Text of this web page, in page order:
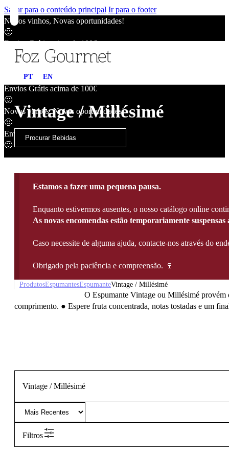
Saltar para o conteúdo principal Ir para o footer
Novos vinhos, Novas oportunidades!
🙂
Envios Grátis acima de 100€
Envios Grátis acima de 100€
🙂
Novos vinhos, Novas oportunidades!
🙂
Envios Grátis acima de 100€
🙂
PT EN
Vintage / Millésimé
Estamos a fazer uma pequena pausa.
Enquanto estivermos ausentes, o nosso catálogo online
As novas encomendas estão temporariamente suspensas
Caso necessite de alguma ajuda, contacte-nos através do
Obrigado pela paciência e compreensão. 🍷
ProdutosEspumantesEspumanteVintage / Millésimé
O Espumante Vintage ou Millésimé provém
comprimento. ● Espere fruta concentrada, notas tostadas e um
Vintage / Millésimé
Filtros